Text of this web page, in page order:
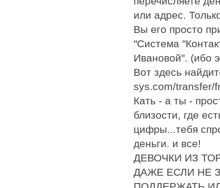
или адрес.
Вы его просто
"Система
Ивановой". (ибо
Вот здесь
sys.com/transfer/
Кать - а ты -
близости, где
цифры...тебя
деньги. и все!
ДЕВОЧКИ ИЗ
ДАЖЕ ЕСЛИ НЕ